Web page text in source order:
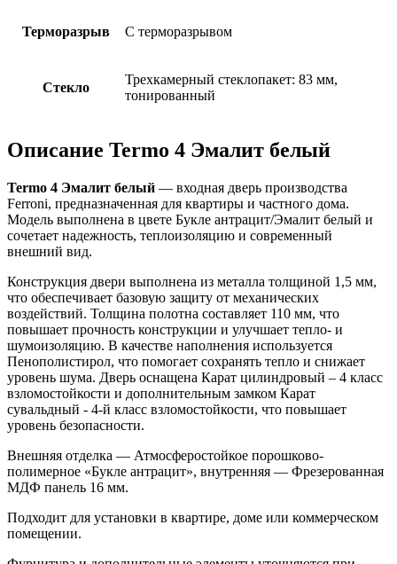
Терморазрыв С терморазрывом
Стекло
Трехкамерный стеклопакет: 83 мм,
тонированный
Описание Termo 4 Эмалит белый
Termo 4 Эмалит белый — входная дверь производства
Ferroni, предназначенная для квартиры и частного дома.
Модель выполнена в цвете Букле антрацит/Эмалит белый и
сочетает надежность, теплоизоляцию и современный
внешний вид.
Конструкция двери выполнена из металла толщиной 1,5 мм,
что обеспечивает базовую защиту от механических
воздействий. Толщина полотна составляет 110 мм, что
повышает прочность конструкции и улучшает тепло- и
шумоизоляцию. В качестве наполнения используется
Пенополистирол, что помогает сохранять тепло и снижает
уровень шума. Дверь оснащена Карат цилиндровый – 4 класс
взломостойкости и дополнительным замком Карат
сувальдный - 4-й класс взломостойкости, что повышает
уровень безопасности.
Внешняя отделка — Атмосферостойкое порошково-
полимерное «Букле антрацит», внутренняя — Фрезерованная
МДФ панель 16 мм.
Подходит для установки в квартире, доме или коммерческом
помещении.